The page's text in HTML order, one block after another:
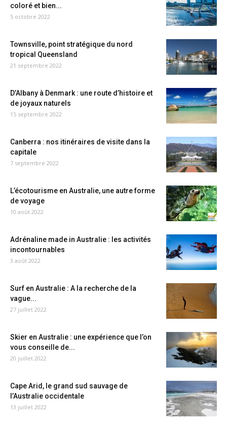
coloré et bien...
5 octobre 2022
Townsville, point stratégique du nord
tropical Queensland
21 septembre 2022
D’Albany à Denmark : une route d’histoire et
de joyaux naturels
15 septembre 2022
Canberra : nos itinéraires de visite dans la
capitale
7 septembre 2022
L’écotourisme en Australie, une autre forme
de voyage
10 août 2022
Adrénaline made in Australie : les activités
incontournables
3 août 2022
Surf en Australie : A la recherche de la
vague...
27 juillet 2022
Skier en Australie : une expérience que l’on
vous conseille de...
20 juillet 2022
Cape Arid, le grand sud sauvage de
l’Australie occidentale
13 juillet 2022